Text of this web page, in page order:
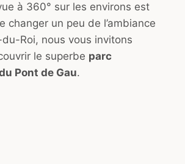
à 360° sur les environs est
changer un peu de l’ambiance
du-Roi, nous vous invitons
le superbe parc
Pont de Gau.